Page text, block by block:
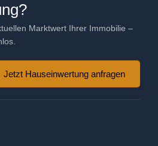
Marktwert Ihrer Immobilie –
Jetzt Hauseinwertung anfragen